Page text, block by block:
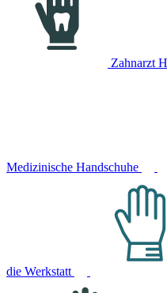
Zahnarzt
Medizinische Handschuhe
die Werkstatt